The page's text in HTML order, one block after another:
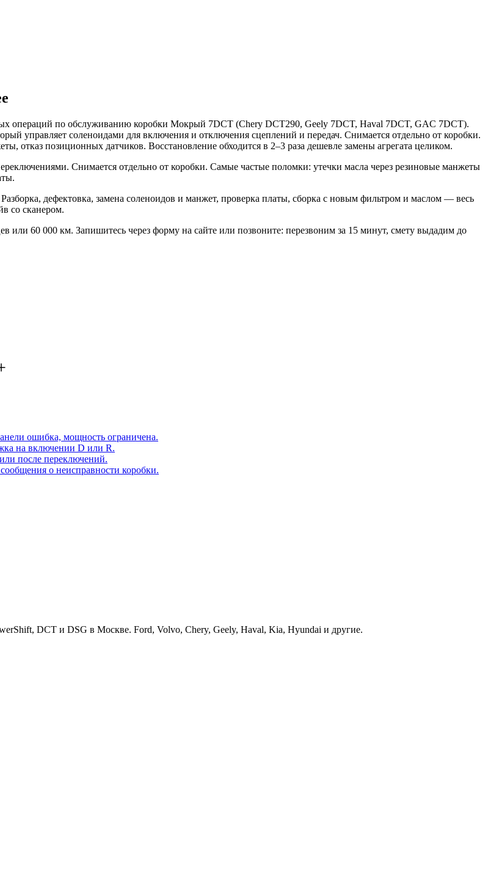
операций по обслуживанию коробки Мокрый 7DCT (Chery DCT290, Geely 7DCT, Haval 7DCT, GAC 7DCT).
управляет соленоидами для включения и отключения сцеплений и передач. Снимается отдельно от коробки.
отказ позиционных датчиков. Восстановление обходится в 2–3 раза дешевле замены агрегата целиком.
Снимается отдельно от коробки. Самые частые поломки: утечки масла через резиновые манжеты
дефектовка, замена соленоидов и манжет, проверка платы, сборка с новым фильтром и маслом — весь
со сканером.
60 000 км. Запишитесь через форму на сайте или позвоните: перезвоним за 15 минут, смету выдадим до
ошибка, мощность ограничена.
на включении D или R.
после переключений.
о неисправности коробки.
DCT и DSG в Москве. Ford, Volvo, Chery, Geely, Haval, Kia, Hyundai и другие.